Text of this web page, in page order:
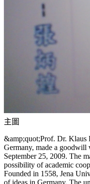
主圖
&amp;quot;Prof. Dr. Klaus
Germany, made a
September 25, 2009. The
possibility of academic
Founded in 1558, Jena